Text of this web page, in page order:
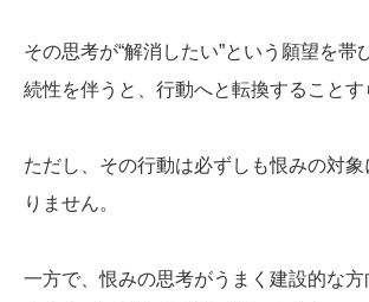
その思考が“解消したい”という願望を帯
続性を伴うと、行動へと転換することす
ただし、その行動は必ずしも恨みの対
りません。
一方で、恨みの思考がうまく建設的な